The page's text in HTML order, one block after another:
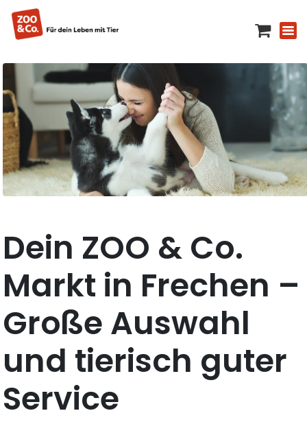
Dein ZOO & Co.
Markt in Frechen –
Große Auswahl
und tierisch guter
Service